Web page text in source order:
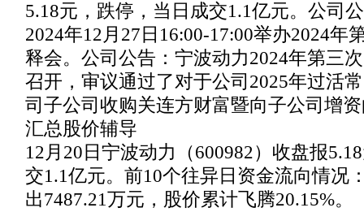
5.18元，跌停，当日成交1.1亿元。公司
2024年12月27日16:00-17:00举办2024年
释会。公司公告：宁波动力2024年第三
召开，审议通过了对于公司2025年过活
司子公司收购关连方财富暨向子公司增
汇总股价辅导
12月20日宁波动力（600982）收盘报
交1.1亿元。前10个往异日资金流向情况
出7487.21万元，股价累计飞腾20.15%。